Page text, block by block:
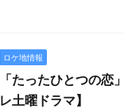
ロケ地情報
「たったひとつの
レ土曜ドラマ】